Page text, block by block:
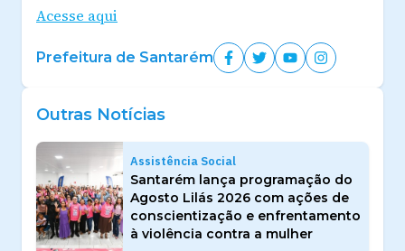
Acesse aqui
Prefeitura de Santarém
Outras Notícias
Assistência Social
Santarém lança programação do
Agosto Lilás 2026 com ações de
conscientização e enfrentamento
à violência contra a mulher